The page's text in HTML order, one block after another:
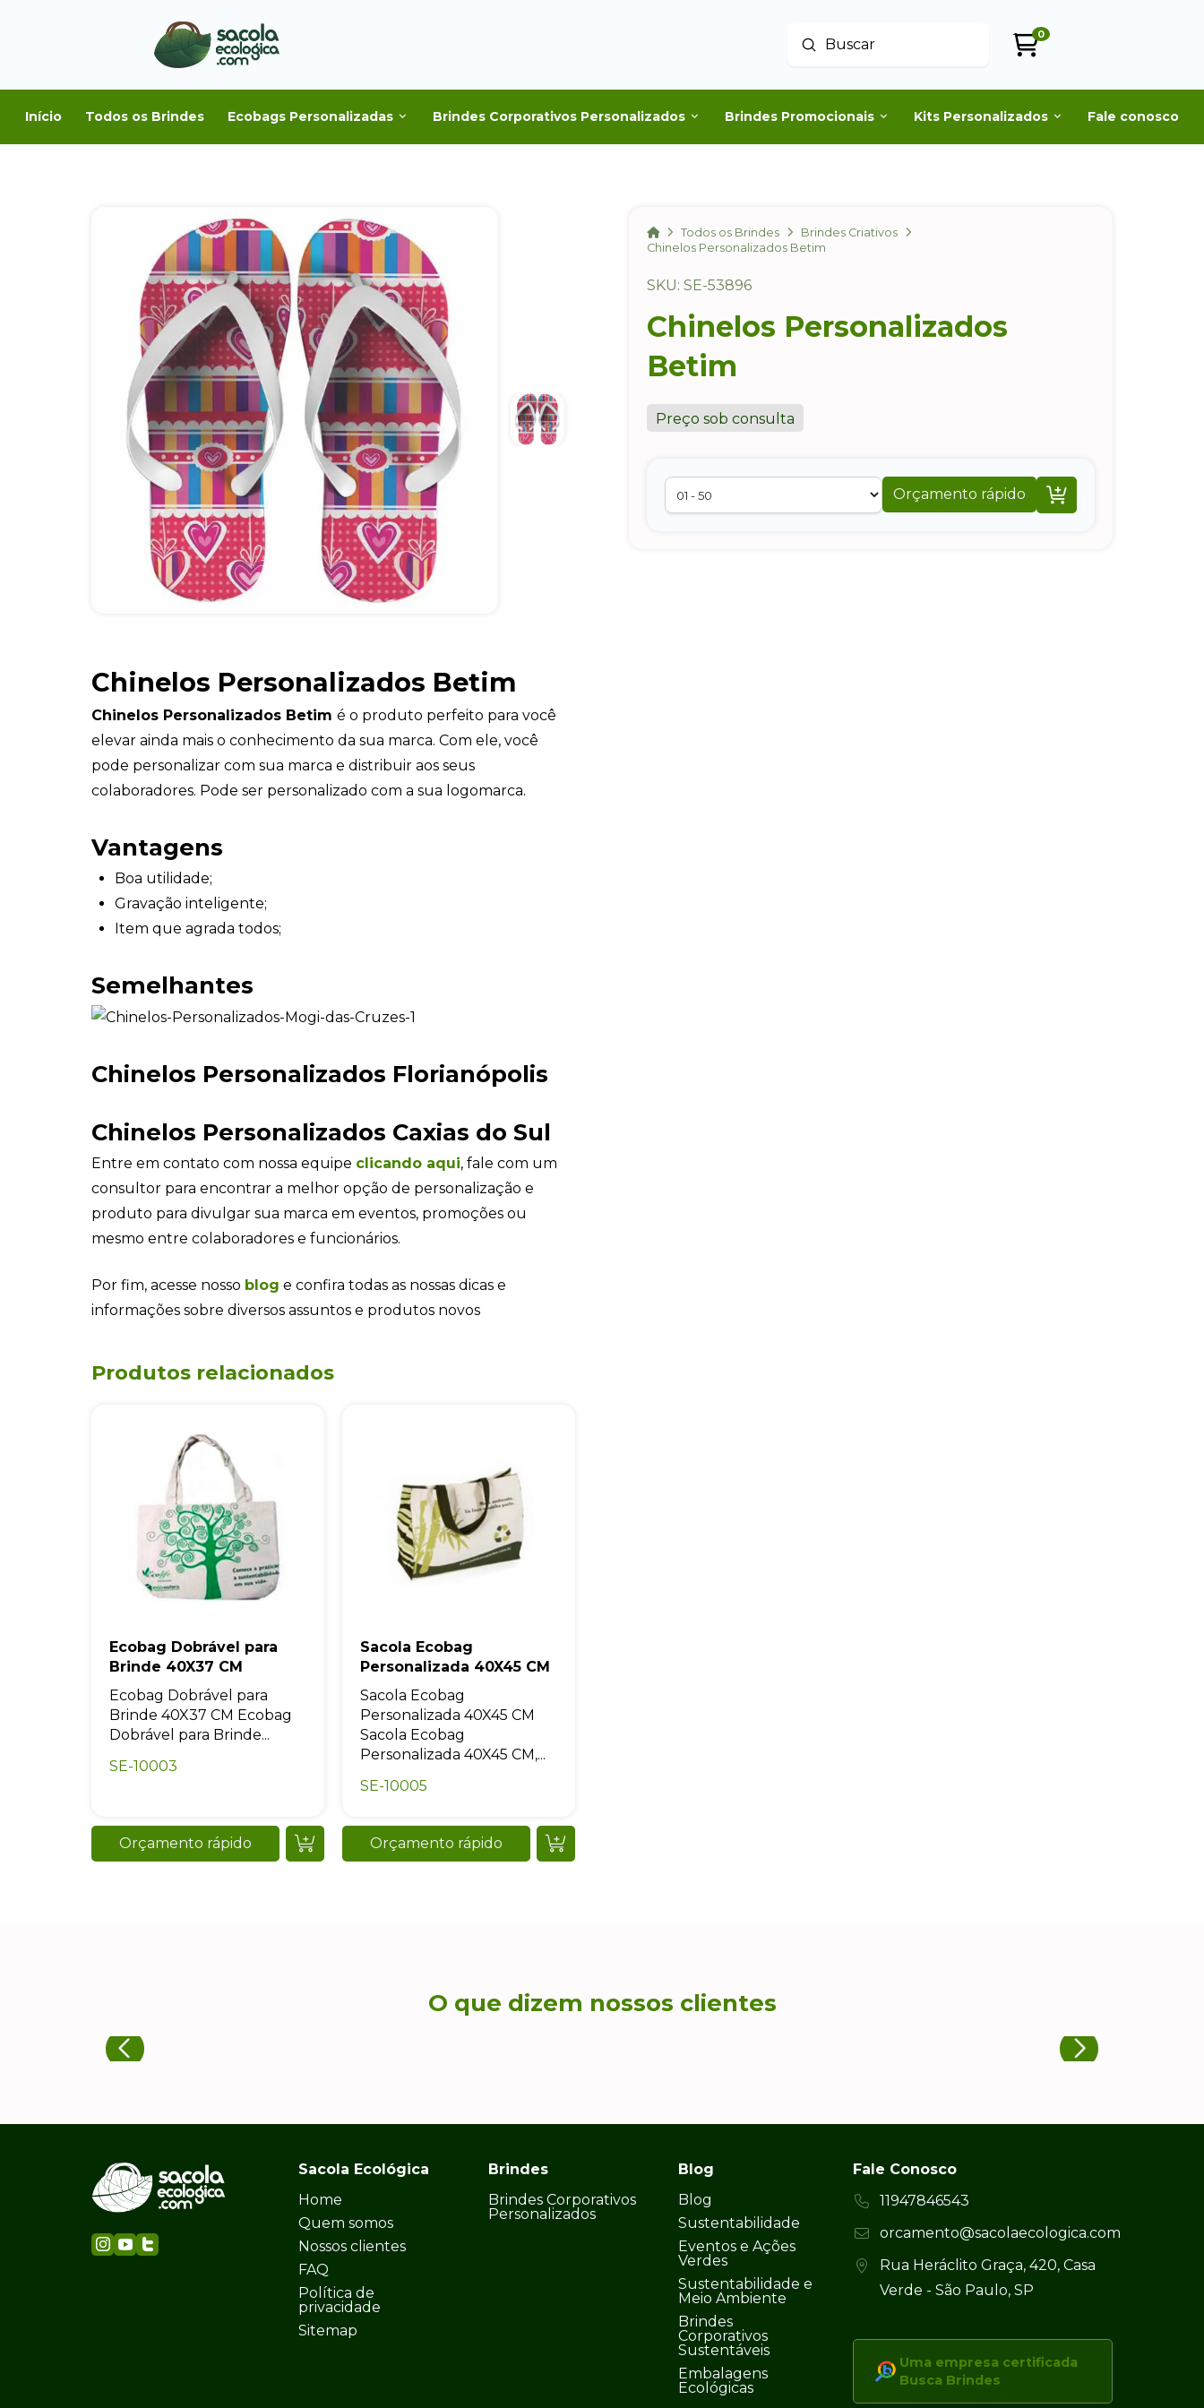
Buscar
Enviar
0
Início Todos os Brindes Ecobags Personalizadas Brindes Corporativos Personalizados Brindes Promocionais Kits Personalizados Fale conosco
HomeTodos os Brindes
Brindes Criativos
Chinelos Personalizados Betim
SKU: SE-53896
Chinelos Personalizados
Betim
Preço sob consulta
Orçamento rápido 
Chinelos Personalizados Betim
Chinelos Personalizados Betim é o produto perfeito para você
elevar ainda mais o conhecimento da sua marca. Com ele, você
pode personalizar com sua marca e distribuir aos seus
colaboradores. Pode ser personalizado com a sua logomarca.
Vantagens
Boa utilidade;
Gravação inteligente;
Item que agrada todos;
Semelhantes
Chinelos Personalizados Florianópolis
Chinelos Personalizados Caxias do Sul
Entre em contato com nossa equipe clicando aqui, fale com um
consultor para encontrar a melhor opção de personalização e
produto para divulgar sua marca em eventos, promoções ou
mesmo entre colaboradores e funcionários.
Por fim, acesse nosso blog e confira todas as nossas dicas e
informações sobre diversos assuntos e produtos novos
Produtos relacionados
Ecobag Dobrável para
Brinde 40X37 CM
Ecobag Dobrável para
Brinde 40X37 CM Ecobag
Dobrável para Brinde...
SE-10003
Orçamento rápido
Sacola Ecobag
Personalizada 40X45 CM
Sacola Ecobag
Personalizada 40X45 CM
Sacola Ecobag
Personalizada 40X45 CM,...
SE-10005
Orçamento rápido
O que dizem nossos clientes
Sacola Ecológica
Home
Quem somos
Nossos clientes
FAQ
Política de
privacidade
Sitemap
Brindes
Brindes Corporativos
Personalizados
Blog
Blog
Sustentabilidade
Eventos e Ações
Verdes
Sustentabilidade e
Meio Ambiente
Brindes
Corporativos
Sustentáveis
Embalagens
Ecológicas
Fale Conosco
11947846543
orcamento@sacolaecologica.com
Rua Heráclito Graça, 420, Casa
Verde - São Paulo, SP
Uma empresa certificada
Busca Brindes
online
Eu concordo em receber comunicações.
A nossa empresa está comprometida a proteger e respeitar sua
privacidade, utilizaremos seus dados apenas para fins de
marketing. Você pode alterar suas preferências a qualquer
momento.